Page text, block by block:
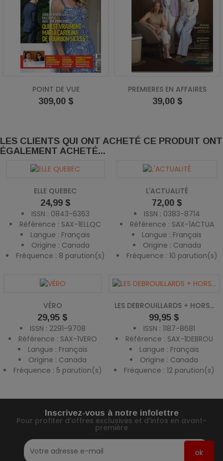
POINT DE VUE
Prix
309,00 $
PREMIERES EN AFFAIRES
Prix
39,00 $
LES CLIENTS QUI ONT ACHETÉ CE PRODUIT ONT
ÉGALEMENT ACHETÉ...
ELLE QUEBEC
Prix
24,99 $
ISSN : 0843-6363
Référence : SAX-1ELLQC
Langue : Français
Origine : Canada
Fréquence : 8 parution(s)
L'ACTUALITÉ
Prix
72,00 $
ISSN : 0383-8714
Référence : SAX-1ACTUA
Langue : Français
Origine : Canada
Fréquence : 10 parution(s)
VÉRO
Prix
29,95 $
ISSN : 2291-9708
Référence : SAX-1VERO
Langue : Français
Origine : Canada
Fréquence : 5 parution(s)
LES DEBROUILLARDS + HORS...
Prix
99,95 $
ISSN : 1187-8681
Référence : SAX-1DEBROU
Langue : Français
Origine : Canada
Fréquence : 12 parution(s)
Inscrivez-vous à notre infolettre
Pour profiter d’offres exclusives et d’infos en avant-
première